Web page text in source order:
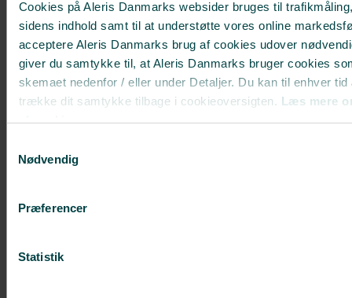
Cookies på Aleris Danmarks websider bruges til
sidens indhold samt til at understøtte vores online
acceptere Aleris Danmarks brug af cookies udover
giver du samtykke til, at Aleris Danmarks bruger cookies
skemaet nedenfor / eller under Detaljer. Du kan til enhver
trække dit samtykke tilbage i cookieoversigten. Læs mere
af cookies.
cookies, ikke kan vises korrekt.
Nødvendig
Præferencer
Statistik
Hvornår skal et implantat
udskiftes?
Brystforstørrelse med implantater
Fedtsugning